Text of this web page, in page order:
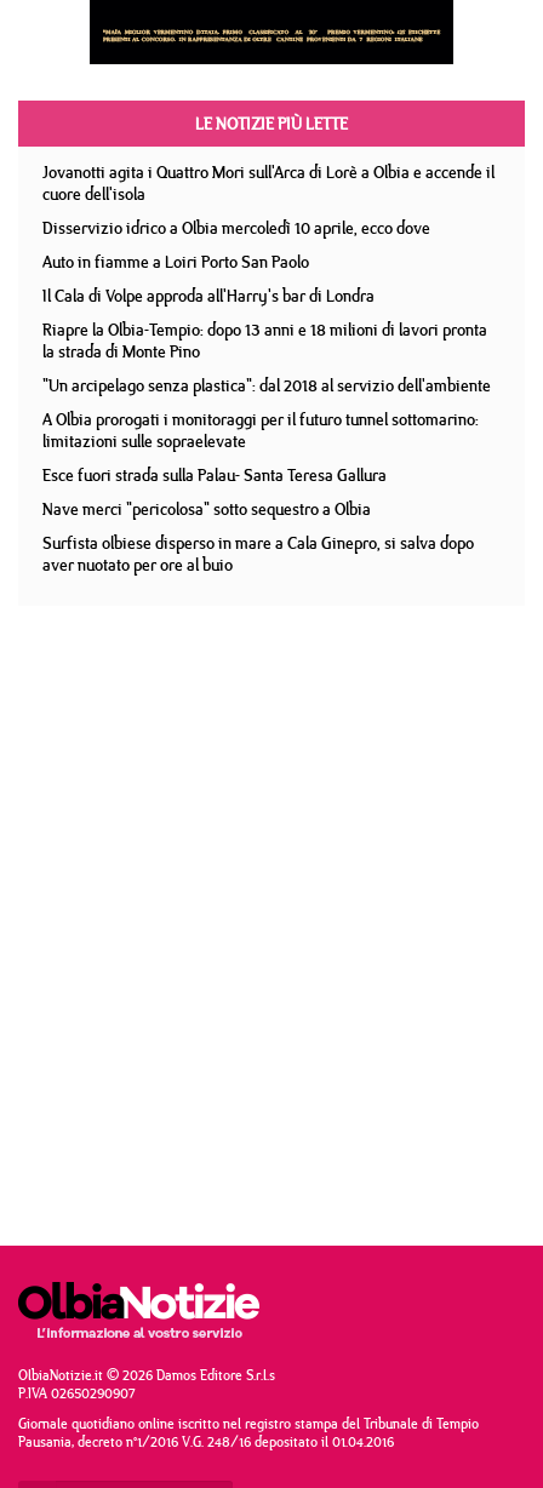
LE NOTIZIE PIÙ LETTE
Jovanotti agita i Quattro Mori sull'Arca di Lorè a Olbia e accende il
cuore dell'isola
Disservizio idrico a Olbia mercoledì 10 aprile, ecco dove
Auto in fiamme a Loiri Porto San Paolo
Il Cala di Volpe approda all'Harry's bar di Londra
Riapre la Olbia-Tempio: dopo 13 anni e 18 milioni di lavori pronta
la strada di Monte Pino
"Un arcipelago senza plastica": dal 2018 al servizio dell'ambiente
A Olbia prorogati i monitoraggi per il futuro tunnel sottomarino:
limitazioni sulle sopraelevate
Esce fuori strada sulla Palau- Santa Teresa Gallura
Nave merci "pericolosa" sotto sequestro a Olbia
Surfista olbiese disperso in mare a Cala Ginepro, si salva dopo
aver nuotato per ore al buio
OlbiaNotizie.it © 2026 Damos Editore S.r.l.s
P.IVA 02650290907
Giornale quotidiano online iscritto nel registro stampa del Tribunale di Tempio
Pausania, decreto n°1/2016 V.G. 248/16 depositato il 01.04.2016